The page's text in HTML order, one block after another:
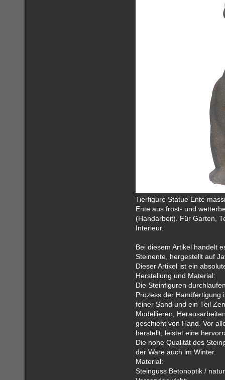
Tierfigure Statue Ente
Ente aus frost- und
(Handarbeit). Für Garten,
Interieur.
Bei diesem Artikel handelt
Steinente, hergestellt auf
Dieser Artikel ist ein
Herstellung und Material:
Die Steinfiguren
Prozess der Handfertigung
feiner Sand und ein Teil
Modellieren,
geschieht von Hand. Vor
herstellt, leistet eine
Die hohe Qualität des
der Ware auch im Winter.
Material:
Steinguss Betonoptik /